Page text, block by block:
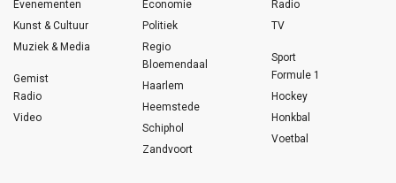
Evenementen
Kunst & Cultuur
Muziek & Media
Gemist
Radio
Video
Economie
Politiek
Regio
Bloemendaal
Haarlem
Heemstede
Schiphol
Zandvoort
Radio
TV
Sport
Formule 1
Hockey
Honkbal
Voetbal